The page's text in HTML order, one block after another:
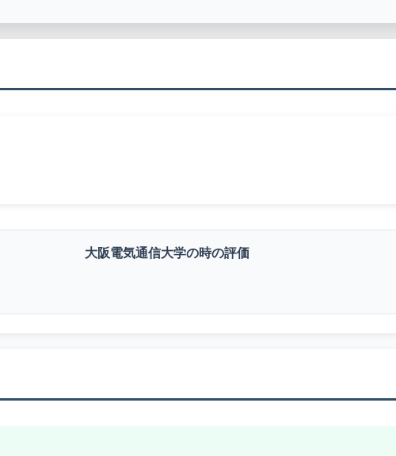
大阪電気通信大学の時の評価